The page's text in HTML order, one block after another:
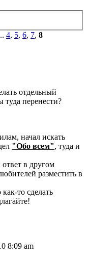
4, 5, 6, 7, 8
отдельный
перенести?
начал искать
"Обо всем", туда и
в другом
разместить в
то сделать
8:09 am